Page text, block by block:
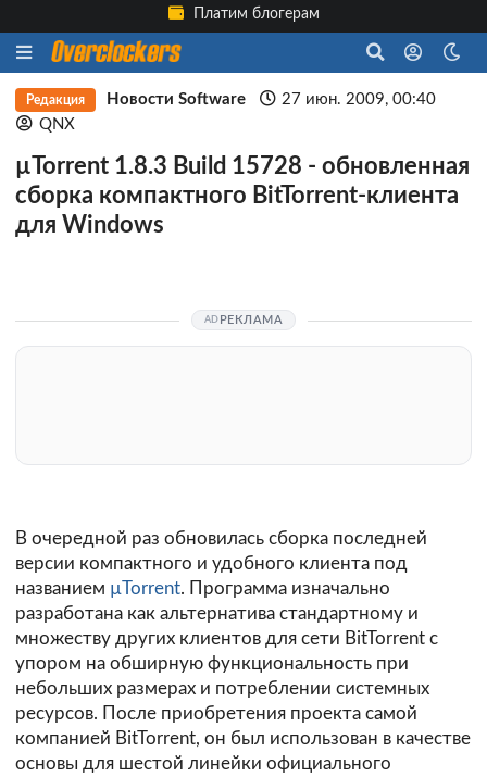
Платим блогерам
Редакция Новости Software
27 июн. 2009, 00:40
QNX
µTorrent 1.8.3 Build 15728 - обновленная
сборка компактного BitTorrent-клиента
для Windows
РЕКЛАМА
В очередной раз обновилась сборка последней
версии компактного и удобного клиента под
названием µTorrent. Программа изначально
разработана как альтернатива стандартному и
множеству других клиентов для сети BitTorrent с
упором на обширную функциональность при
небольших размерах и потреблении системных
ресурсов. После приобретения проекта самой
компанией BitTorrent, он был использован в качестве
основы для шестой линейки официального